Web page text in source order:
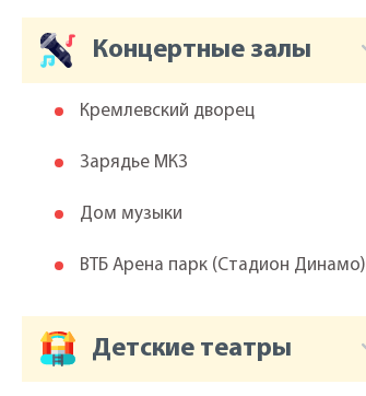
Концертные залы
Кремлевский дворец
Зарядье МКЗ
Дом музыки
ВТБ Арена парк (Cтадион Динамо)
Детские театры